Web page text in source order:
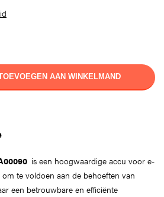
AAN WINKELMAND
is een hoogwaardige accu voor e-
te voldoen aan de behoeften van
een betrouwbare en efficiënte